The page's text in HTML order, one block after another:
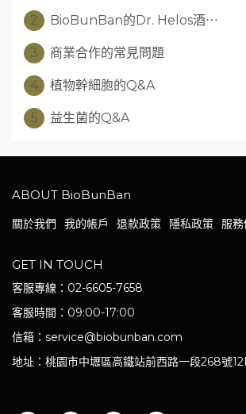
2 BioBunBan的Dr. Helos酒⋯
3 商業合作的常見問題
4 植物幹細胞的Q&A
5 益生菌的Q&A
ABOUT BioBunBan
關於我們 我的帳戶 退款政策 隱私政策 服
GET IN TOUCH
客服專線：02-6605-7658
客服時間：09:00-17:00
信箱：service@biobunban.com
地址：桃園市中壢區高鐵站前西路一段268號